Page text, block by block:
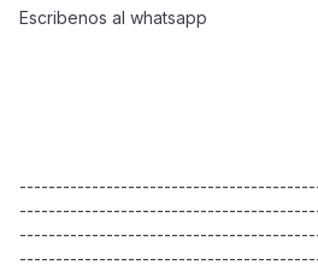
Escribenos al whatsapp